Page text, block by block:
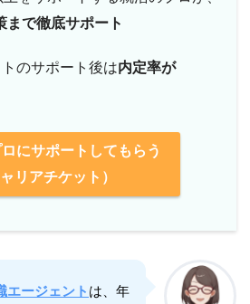
まで徹底サポート
のサポート後は内定率が
にサポートしてもらう
ャリアチケット）
エージェント は、年